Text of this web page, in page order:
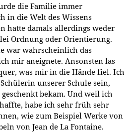
die Familie immer
in die Welt des Wissens
hatte damals allerdings weder
Ordnung oder Orientierung.
war wahrscheinlich das
mir aneignete. Ansonsten las
was mir in die Hände fiel. Ich
unserer Schule sein,
bekam. Und weil ich
habe ich sehr früh sehr
wie zum Beispiel Werke von
von Jean de La Fontaine.